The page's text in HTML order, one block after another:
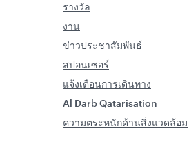
รางวัล
งาน
ข่าวประชาสัมพันธ์
สปอนเซอร์
แจ้งเตือนการเดินทาง
Al Darb Qatarisation
ความตระหนักด้านสิ่งแวดล้อม